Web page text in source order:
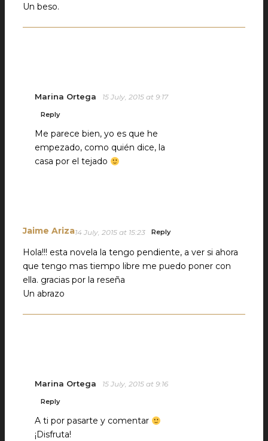
Un beso.
Marina Ortega 15 July, 2015 at 9:17
Reply
Me parece bien, yo es que he
empezado, como quién dice, la
casa por el tejado
Jaime Ariza14 July, 2015 at 15:23 Reply
Hola!!! esta novela la tengo pendiente, a ver si ahora
que tengo mas tiempo libre me puedo poner con
ella. gracias por la reseña
Un abrazo
Marina Ortega 15 July, 2015 at 9:16
Reply
A ti por pasarte y comentar
¡Disfruta!